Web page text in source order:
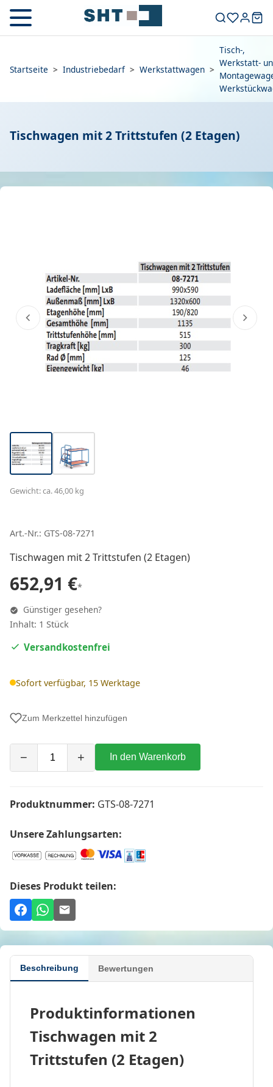
Startseite > Industriebedarf > Werkstattwagen >
Tisch-,
Werkstatt-
Tischwagen mit 2 Trittstufen (2 Etagen)
Gewicht: ca. 46,00 kg
Art.-Nr.: GTS-08-7271
Tischwagen mit 2 Trittstufen (2 Etagen)
652,91 €*
Günstiger gesehen?
Inhalt: 1 Stück
Versandkostenfrei
Sofort verfügbar, 15 Werktage
Zum Merkzettel hinzufügen
− + In den Warenkorb
Produktnummer: GTS-08-7271
Unsere Zahlungsarten:
Dieses Produkt teilen:
Beschreibung Bewertungen
Produktinformationen
Tischwagen mit 2
Trittstufen (2 Etagen)